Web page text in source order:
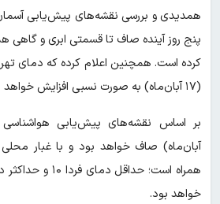
همدیدی و بررسی نقشه‌های پیش‌یابی
پنج روز آینده صاف تا قسمتی ابری و گاهی
کرده است. همچنین اعلام کرده که دمای
(۱۷ آبان‌ماه) به صورت نسبی افزایش خواهد یافت.
آبان‌ماه) صاف خواهد بود و با غبار
خواهد بود.